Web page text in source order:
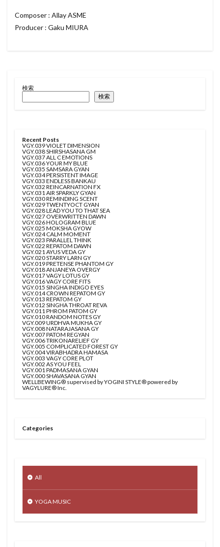
Composer : Allay ASME
Producer : Gaku MIURA
検索
検索
Recent Posts
VGY.039 VIOLET DIMENSION
VGY.038 SHIRSHASANA GM
VGY.037 ALL C EMOTIONS
VGY.036 YOUR MY BLUE
VGY.035 SAMSARA GYAN
VGY.034 PERSISTENT IMAGE
VGY.033 ENDLESS BANKAU
VGY.032 REINCARNATION FX
VGY.031 AIR SPARKLY GYAN
VGY.030 REMINDING SCENT
VGY.029 TWENTYOCT GYAN
VGY.028 LEAD YOU TO THAT SEA
VGY.027 OVERWRITTEN DAWN
VGY.026 HOLOGRAM BLUE
VGY.025 MOKSHA GYOW
VGY.024 CALM MOMENT
VGY.023 PARALLEL THINK
VGY.022 REPATOM DAWN
VGY.021 AYUS VEDA GY
VGY.020 STARRY LARN GY
VGY.019 PRETENSE PHANTOM GY
VGY.018 ANJANEYA OVERGY
VGY.017 VAGY LOTUS GY
VGY.016 VAGY CORE FITS
VGY.015 SINGHA INDIGO EYES
VGY.014 CROWN REPATOM GY
VGY.013 REPATOM GY
VGY.012 SINGHA THROAT REVA
VGY.011 PHROM PATOM GY
VGY.010 RANDOM NOTES GY
VGY.009 URDHVA MUKHA GY
VGY.008 NATARAJASANA GY
VGY.007 PATOM REGYAN
VGY.006 TRIKONARELIEF GY
VGY.005 COMPLICATED FOREST GY
VGY.004 VIRABHADRA HAMASA
VGY.003 VAGY CORE PLOT
VGY.002 AS YOU FEEL
VGY.001 PADMASANA GYAN
VGY.000 SHAVASANA GYAN
WELLBEWING® supervised by YOGINI STYLE® powered by
VAGYLURE® Inc.
Categories
All
YOGA MUSIC